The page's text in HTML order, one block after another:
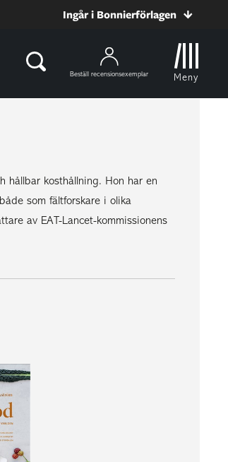
Ingår i Bonnierförlagen
Beställ recensionsexemplar Meny
hållbar kosthållning. Hon har en
som fältforskare i olika
av EAT-Lancet-kommissionens